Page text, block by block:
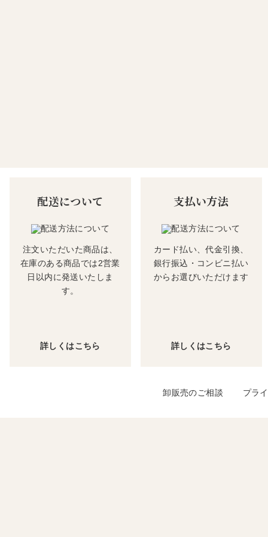
配送について
注文いただいた商品は、
在庫のある商品では2営業
日以内に発送いたしま
す。
詳しくはこちら
支払い方法
カード払い、代金引換、
銀行振込・コンビニ払い
からお選びいただけます
詳しくはこちら
卸販売のご相談 プラ